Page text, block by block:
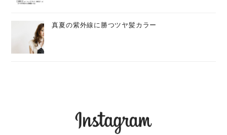
真夏の紫外線に勝つツヤ髪カラー